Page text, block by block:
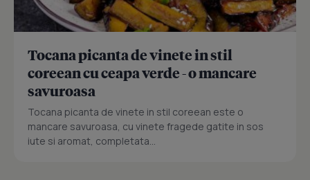
Tocana picanta de vinete in stil
coreean cu ceapa verde - o mancare
savuroasa
Tocana picanta de vinete in stil coreean este o
mancare savuroasa, cu vinete fragede gatite in sos
iute si aromat, completata...